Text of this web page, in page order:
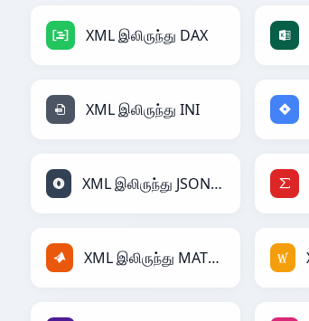
XML இலிருந்து DAX
XML இலிருந்து INI
XML இலிருந்து JSONLines
XML இலிருந்து MATLAB